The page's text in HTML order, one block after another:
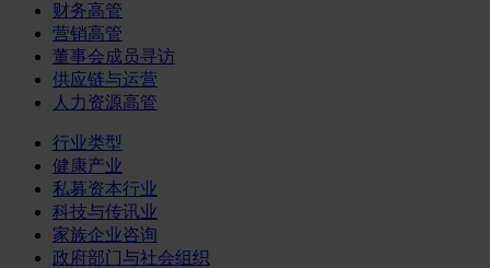
财务高管
营销高管
董事会成员寻访
供应链与运营
人力资源高管
行业类型
健康产业
私募资本行业
科技与传讯业
家族企业咨询
政府部门与社会组织